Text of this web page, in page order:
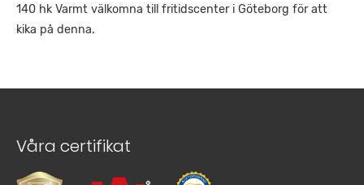
140 hk Varmt välkomna till fritidscenter i Göteborg för att
kika på denna.
Våra certifikat